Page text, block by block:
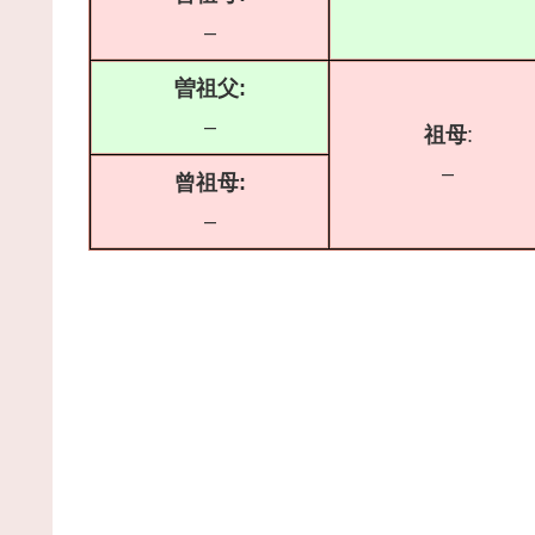
–
曽祖父:
–
祖母:
–
曾祖母:
–